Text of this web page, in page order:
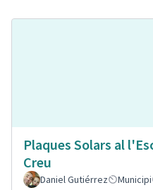
Plaques Solars al
Creu
Daniel Gutiérrez Municipi